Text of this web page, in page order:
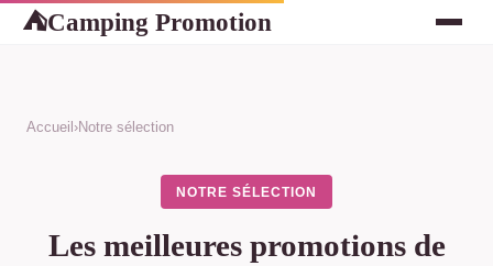
⛺Camping Promotion
Accueil ›Notre sélection
NOTRE SÉLECTION
Les meilleures promotions de